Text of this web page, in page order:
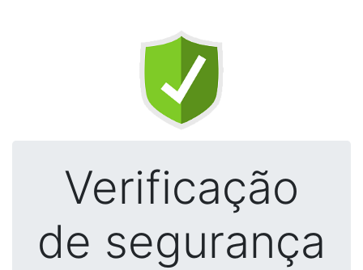
Verificação
de segurança